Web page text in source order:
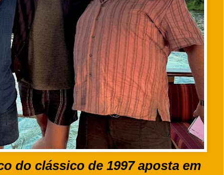
do clássico de 1997 aposta em